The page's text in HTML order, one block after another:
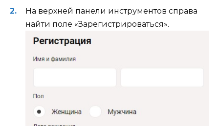
На верхней панели инструментов справа
найти поле «Зарегистрироваться».